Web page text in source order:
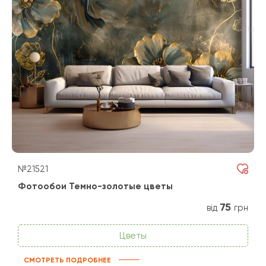
№21521
Фотообои Темно-золотые цветы
від 75 грн
Цветы
СМОТРЕТЬ ПОДРОБНЕЕ